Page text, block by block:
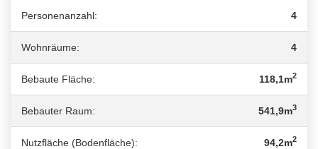
Personenanzahl: 4
Wohnräume: 4
Bebaute Fläche: 118,1m2
Bebauter Raum: 541,9m3
Nutzfläche (Bodenfläche): 94,2m2